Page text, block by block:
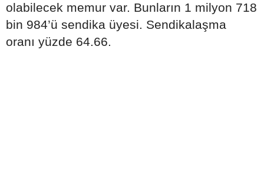
olabilecek memur var. Bunların 1 milyon 718
bin 984’ü sendika üyesi. Sendikalaşma
oranı yüzde 64.66.